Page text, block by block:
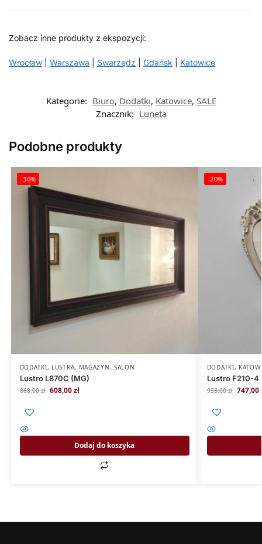
Zobacz inne produkty z ekspozycji:
Wrocław Warszawa Swarzędz Gdańsk Katowice
Kategorie: Biuro, Dodatki, Katowice, SALE
Znacznik: Luneta
Podobne produkty
-30%
DODATKI, LUSTRA, MAGAZYN, SALON
Lustro L870C (MG)
868,00zł 608,00zł
Dodaj do koszyka
-20%
DODATKI,
Lustro F210-4
933,00zł 747,00